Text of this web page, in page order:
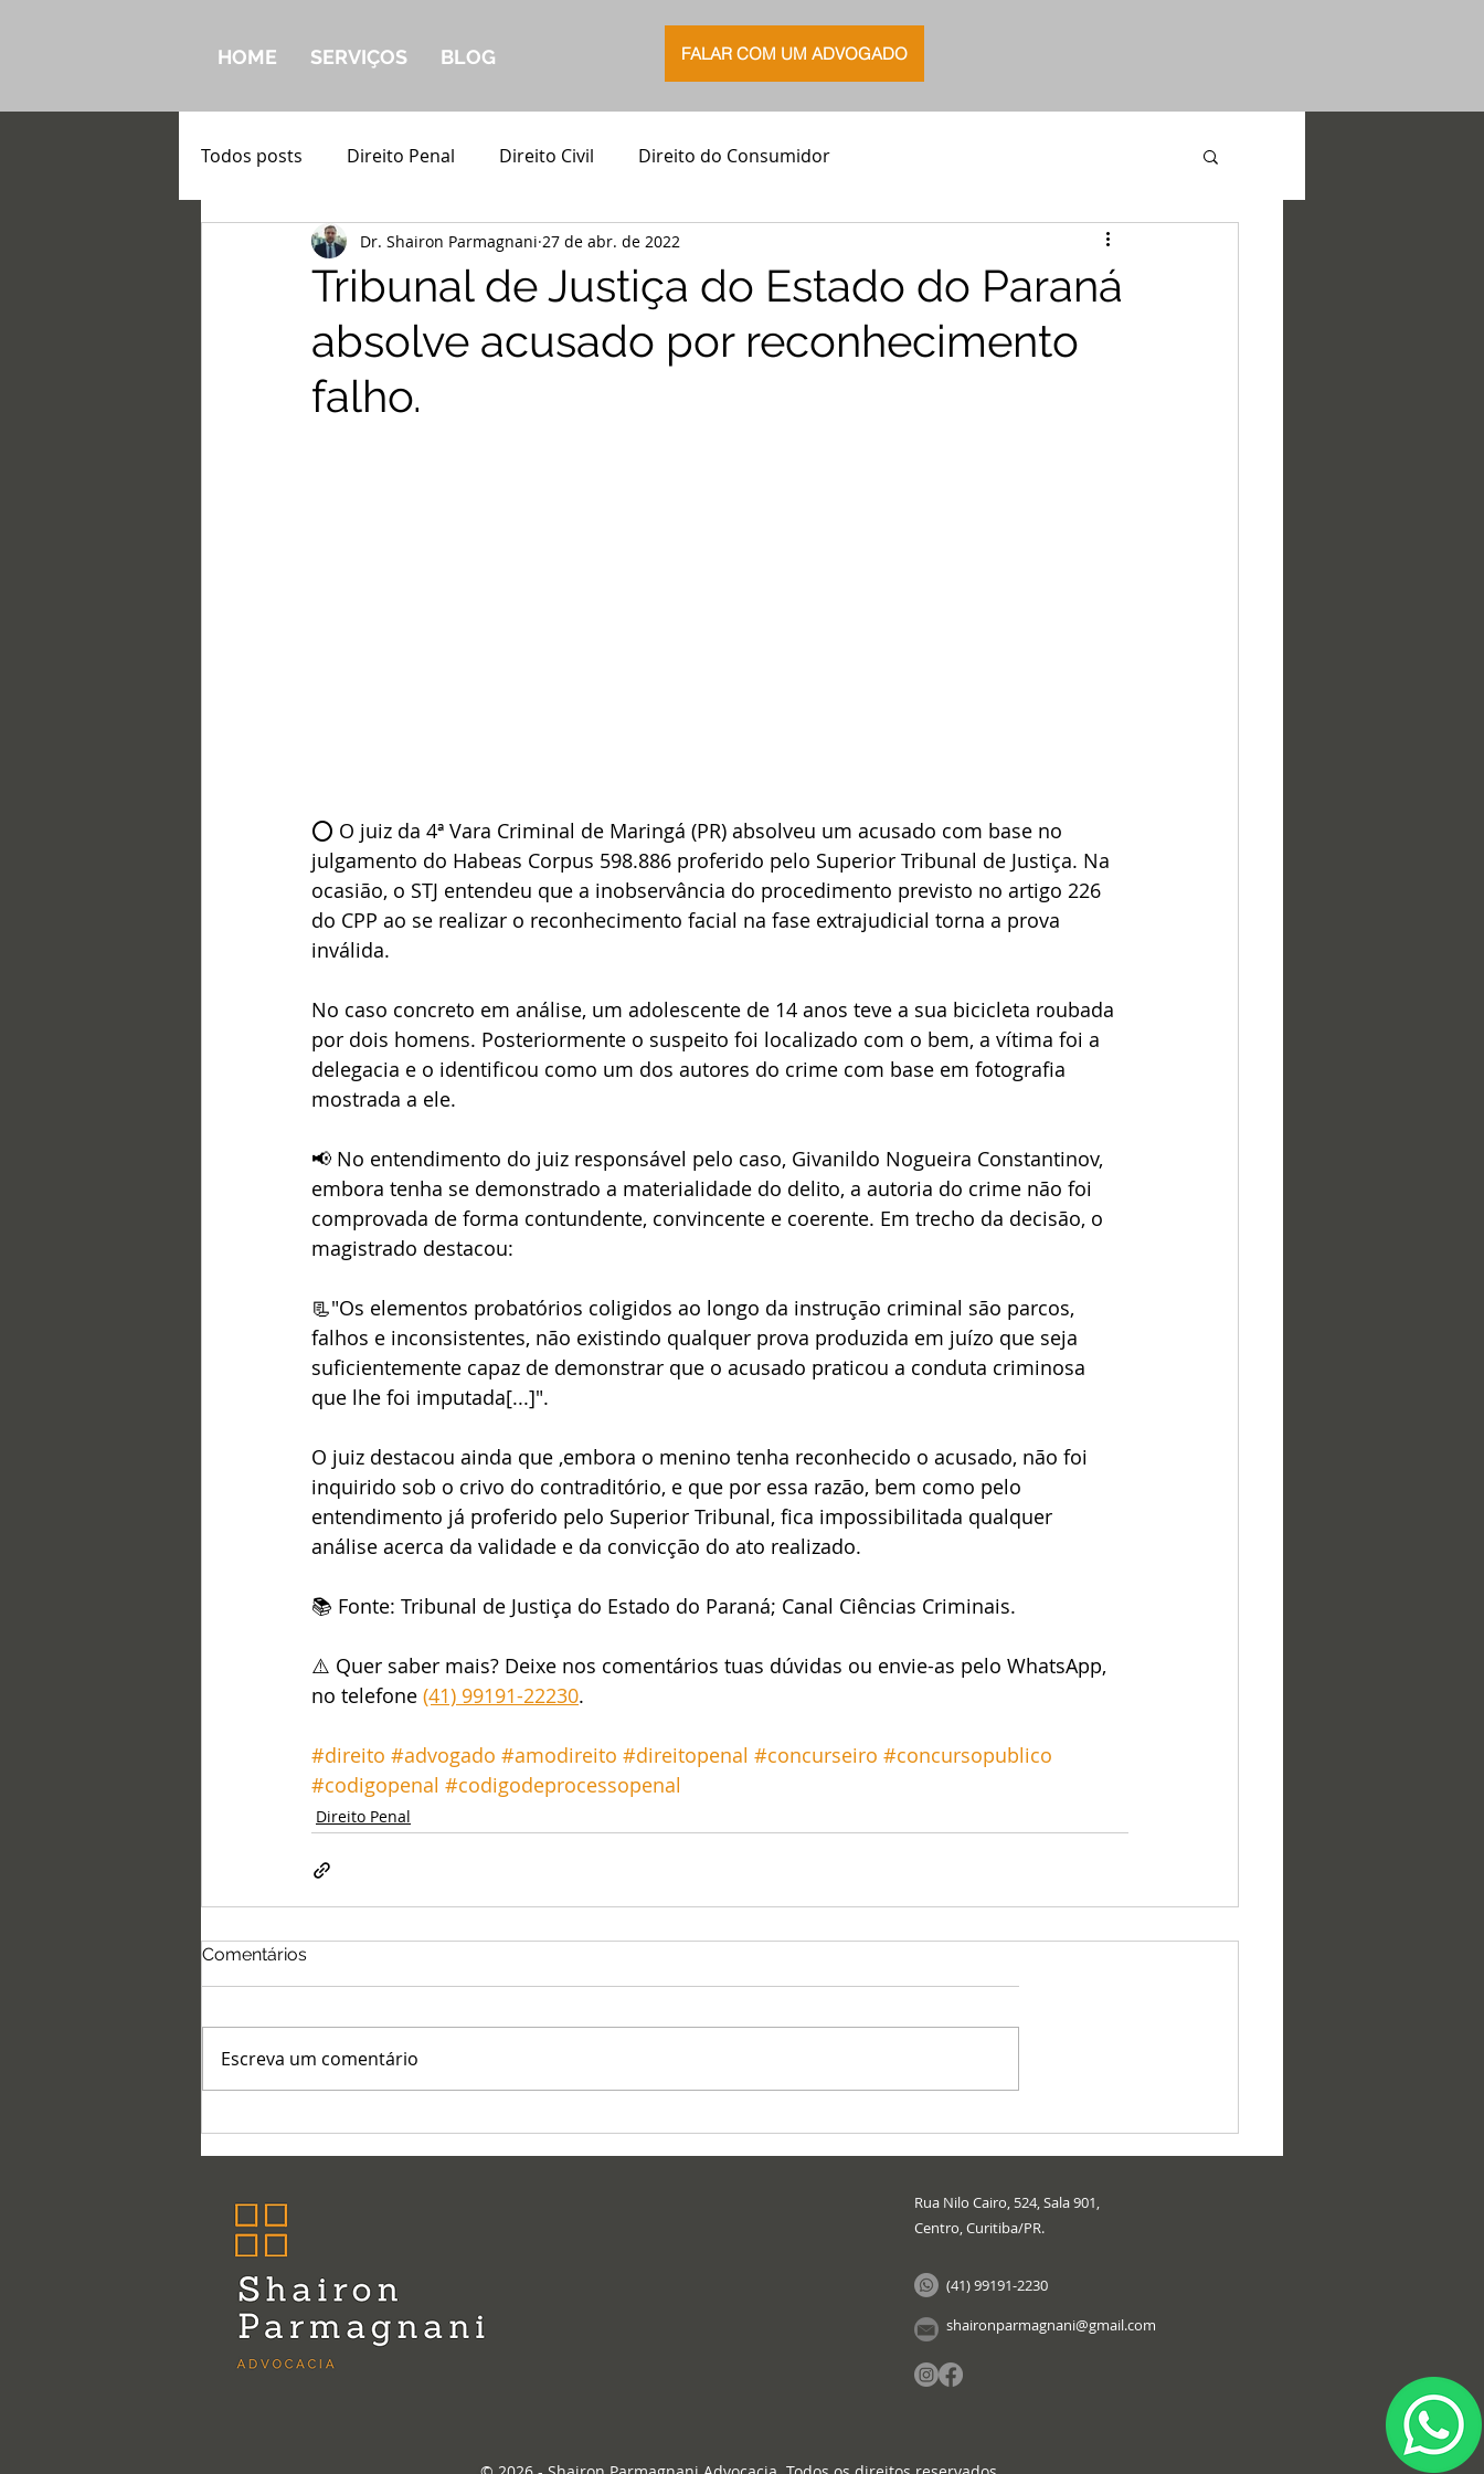
HOME SERVIÇOS BLOG FALAR COM UM ADVOGADO
Todos posts Direito Penal Direito Civil Direito do Consumidor
Tribunal de Justiça do Estado do Paraná
absolve acusado por reconhecimento
falho.
Dr. Shairon Parmagnani 27 de abr. de 2022
⭕ O juiz da 4ª Vara Criminal de Maringá (PR) absolveu um acusado com base no
julgamento do Habeas Corpus 598.886 proferido pelo Superior Tribunal de Justiça. Na
ocasião, o STJ entendeu que a inobservância do procedimento previsto no artigo 226
do CPP ao se realizar o reconhecimento facial na fase extrajudicial torna a prova
inválida.
No caso concreto em análise, um adolescente de 14 anos teve a sua bicicleta roubada
por dois homens. Posteriormente o suspeito foi localizado com o bem, a vítima foi a
delegacia e o identificou como um dos autores do crime com base em fotografia
mostrada a ele.
📢 No entendimento do juiz responsável pelo caso, Givanildo Nogueira Constantinov,
embora tenha se demonstrado a materialidade do delito, a autoria do crime não foi
comprovada de forma contundente, convincente e coerente. Em trecho da decisão, o
magistrado destacou:
📃"Os elementos probatórios coligidos ao longo da instrução criminal são parcos,
falhos e inconsistentes, não existindo qualquer prova produzida em juízo que seja
suficientemente capaz de demonstrar que o acusado praticou a conduta criminosa
que lhe foi imputada[...]".
O juiz destacou ainda que ,embora o menino tenha reconhecido o acusado, não foi
inquirido sob o crivo do contraditório, e que por essa razão, bem como pelo
entendimento já proferido pelo Superior Tribunal, fica impossibilitada qualquer
análise acerca da validade e da convicção do ato realizado.
📚 Fonte: Tribunal de Justiça do Estado do Paraná; Canal Ciências Criminais.
⚠️ Quer saber mais? Deixe nos comentários tuas dúvidas ou envie-as pelo WhatsApp,
no telefone (41) 99191-22230.
#direito #advogado #amodireito #direitopenal #concurseiro #concursopublico
#codigopenal #codigodeprocessopenal
Direito Penal
Comentários
Escreva um comentário
Rua Nilo Cairo, 524, Sala 901,
Centro, Curitiba/PR.
(41) 99191-2230
shaironparmagnani@gmail.com